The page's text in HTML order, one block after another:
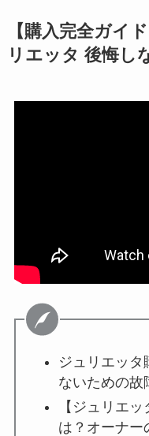
【購入完全ガイ
リエッタ 後悔し
ジュリエッタ
ないための故
【ジュリエ
は？オーナー